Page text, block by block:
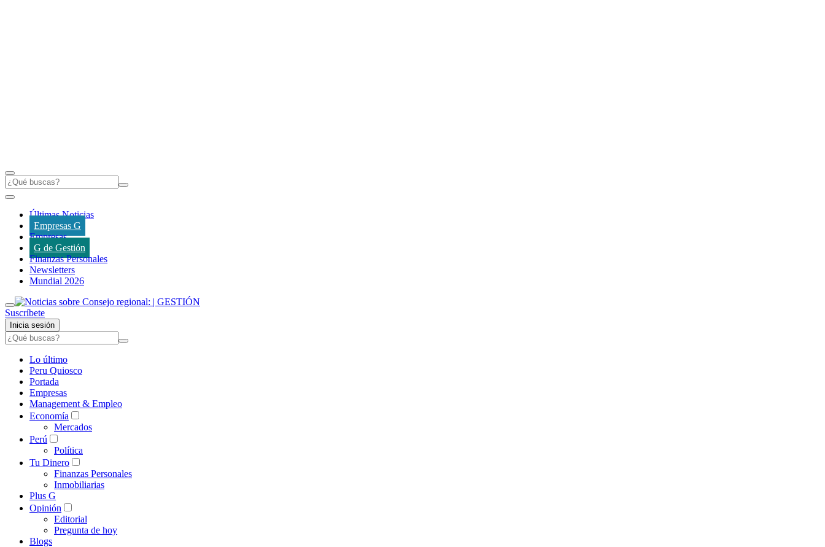
Últimas Noticias
Empresas G
Empresas
G de Gestión
Finanzas Personales
Newsletters
Mundial 2026
Suscríbete
Inicia sesión
Lo último
Peru Quiosco
Portada
Empresas
Management & Empleo
Economía
Mercados
Perú
Política
Tu Dinero
Finanzas Personales
Inmobiliarias
Plus G
Opinión
Editorial
Pregunta de hoy
Blogs